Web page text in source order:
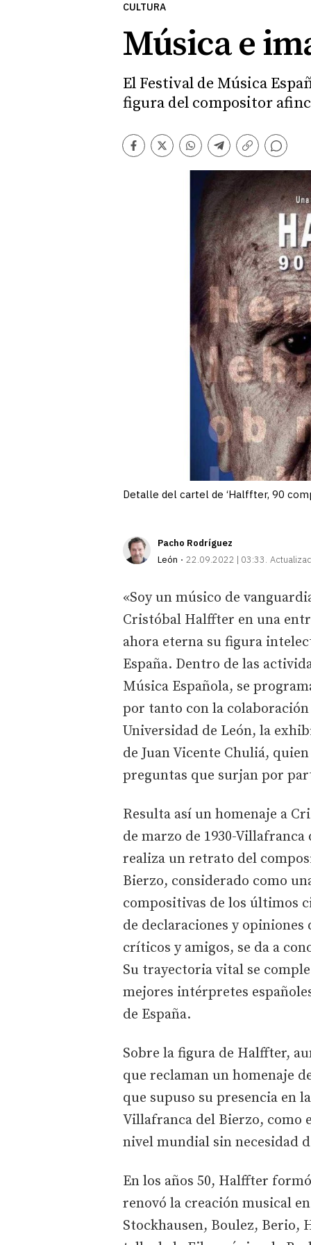
CULTURA
Música e
El Festival de Música
figura del compositor
Facebook
TwitterWhatsapp
Telegram
Copiar
enlace
Comentarios
Detalle del cartel de ‘Halffter, 90
Pacho Rodríguez
León
22.09.2022 | 03:33
«Soy un músico de
Cristóbal Halffter en una
ahora eterna su figura
España. Dentro de las
Música Española, se
por tanto con la
Universidad de León, la
de Juan Vicente Chuliá,
preguntas que surjan por
Resulta así un homenaje a
de marzo de 1930-
realiza un retrato del
Bierzo, considerado como
compositivas de los últimos
de declaraciones y
críticos y amigos, se da a
Su trayectoria vital se
mejores intérpretes
de España.
Sobre la figura de Halffter,
que reclaman un homenaje
que supuso su presencia en
Villafranca del Bierzo, como
nivel mundial sin necesidad
En los años 50, Halffter
renovó la creación musical
Stockhausen, Boulez, Berio,